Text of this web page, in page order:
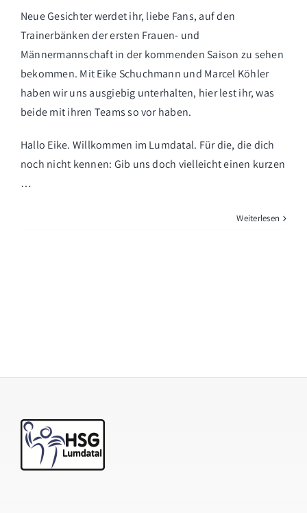
Neue Gesichter werdet ihr, liebe Fans, auf den
Trainerbänken der ersten Frauen- und
Männermannschaft in der kommenden Saison zu sehen
bekommen. Mit Eike Schuchmann und Marcel Köhler
haben wir uns ausgiebig unterhalten, hier lest ihr, was
beide mit ihren Teams so vor haben.
Hallo Eike. Willkommen im Lumdatal. Für die, die dich
noch nicht kennen: Gib uns doch vielleicht einen kurzen
…
Weiterlesen